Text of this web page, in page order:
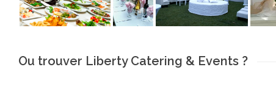
Ou trouver Liberty Catering & Events ?